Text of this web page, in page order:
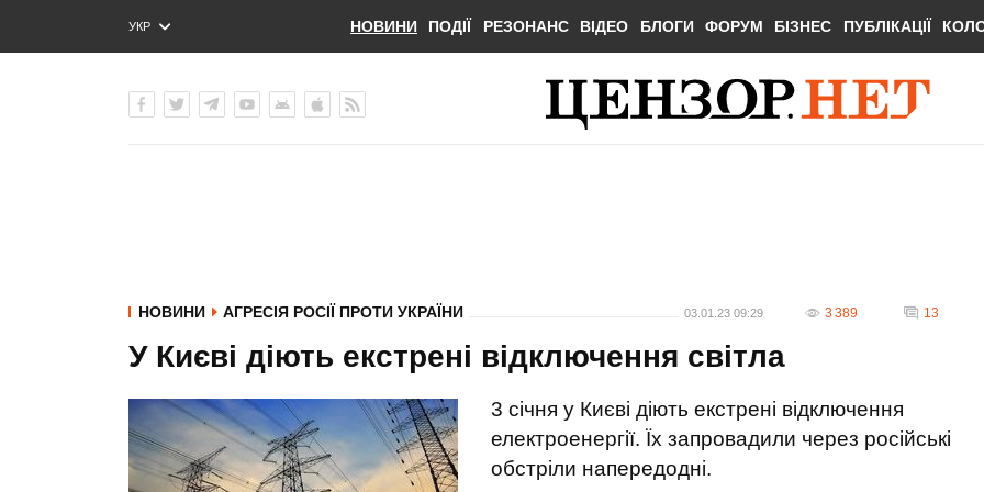
УКР
ENG
НОВИНИ ПОДІЇ РЕЗОНАНС ВІДЕО БЛОГИ ФОРУМ БІЗНЕС ПУБЛІКАЦІЇ
НОВИНИ АГРЕСІЯ РОСІЇ ПРОТИ УКРАЇНИ 03.01.23 09:29 3 389 13
У Києві діють екстрені відключення світла
3 січня у Києві діють екстрені відключення
електроенергії. Їх запровадили через російські
обстріли напередодні.